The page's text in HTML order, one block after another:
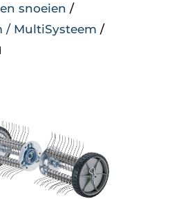
snoeien /
/ MultiSysteem /